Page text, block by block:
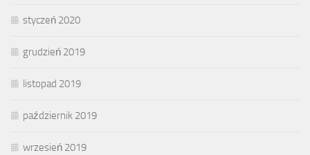
styczeń 2020
grudzień 2019
listopad 2019
październik 2019
wrzesień 2019